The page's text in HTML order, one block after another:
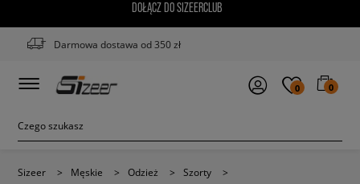
DOŁĄCZ DO SIZEERCLUB
Darmowa dostawa od 350 zł
0 0
Sizeer > Męskie > Odzież > Szorty
>